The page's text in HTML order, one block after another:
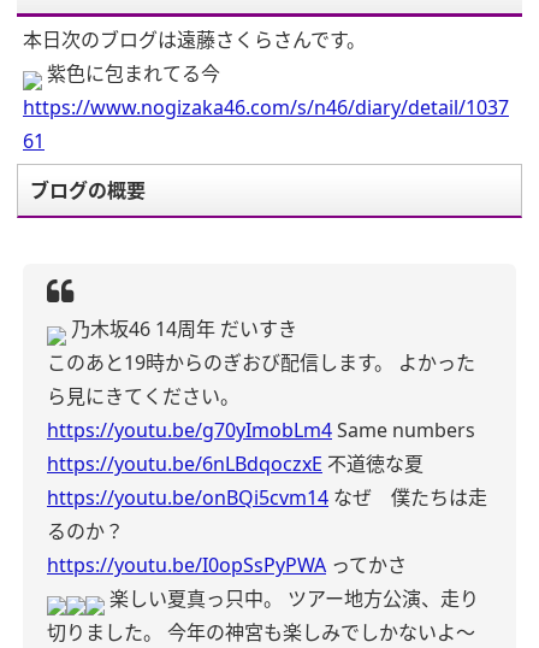
本日次のブログは遠藤さくらさんです。
紫色に包まれてる今
https://www.nogizaka46.com/s/n46/diary/detail/1037
61
ブログの概要
乃木坂46 14周年 だいすき
このあと19時からのぎおび配信します。
よかった
ら見にきてください。
https://youtu.be/g70yImobLm4Same numbers
https://youtu.be/6nLBdqoczxE 不道徳な夏
https://youtu.be/onBQi5cvm14 なぜ 僕たちは走
るのか？
https://youtu.be/I0opSsPyPWA ってかさ
楽しい夏真っ只中。
ツアー地方公演、走り
切りました。
今年の神宮も楽しみでしかないよ〜